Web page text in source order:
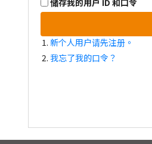
储存我的用户 ID 和口令
新个人用户请先注册。
我忘了我的口令？